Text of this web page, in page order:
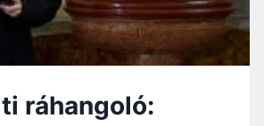
ráhangoló: